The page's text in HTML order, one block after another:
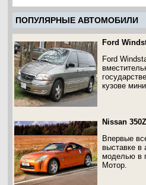
ПОПУЛЯРНЫЕ АВТОМОБИЛИ
Ford
Ford
кузове
Nissan 350Z
Впервые
выставке в
моделью в
Мотор.